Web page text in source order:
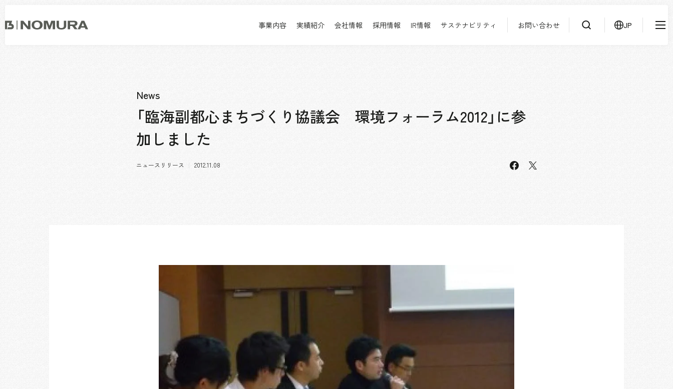
乃
村 事業内容 実績紹介 会社情報 採用情報 IR情報 サステナビリティ お問い合わせ JP
ソーシャルグッド
役員構成・組織図
拠点一覧
グループ会社
コーポレート
プロジェクト紹介
News
「臨海副都心まちづくり協議会 環境フォーラム2012」に参
加しました
ニュースリリース 2012.11.08 facebook
X